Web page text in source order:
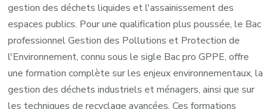
gestion des déchets liquides et l'assainissement des
espaces publics. Pour une qualification plus poussée, le Bac
professionnel Gestion des Pollutions et Protection de
l'Environnement, connu sous le sigle Bac pro GPPE, offre
une formation complète sur les enjeux environnementaux, la
gestion des déchets industriels et ménagers, ainsi que sur
les techniques de recyclage avancées. Ces formations